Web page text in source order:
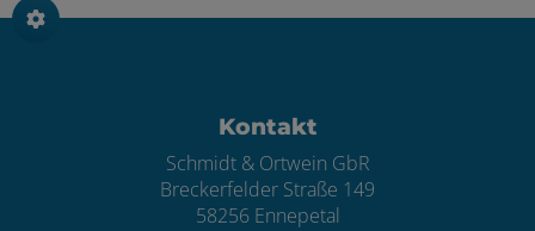
Kontakt
Schmidt & Ortwein GbR
Breckerfelder Straße 149
58256 Ennepetal